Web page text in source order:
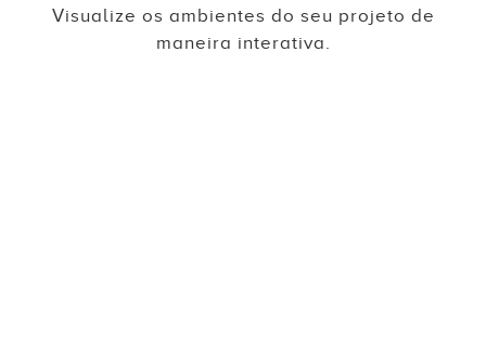
Visualize os ambientes do seu projeto de
maneira interativa.